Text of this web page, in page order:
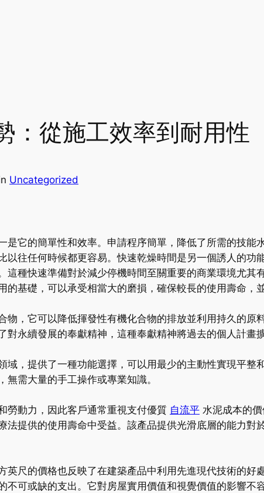
：從施工效率到耐用性
Uncategorized
是它的簡單性和效率。申請程序簡單，降低了所需的技能
以往任何時候都更容易。快速乾燥時間是另一個誘人的功
這種快速準備對於減少停機時間至關重要的商業環境尤其
基礎，可以承受相當大的磨損，確保較長的使用壽命，
物，它可以降低揮發性有機化合物的排放並利用持久的原
永續發展的奉獻精神，這種奉獻精神將過去的個人計畫
域，提供了一種功能選擇，可以用最少的主動性實現平整
需大量的手工操作或專業知識。
勞動力，因此客戶通常重視支付優質 自流平 水泥成本的
法提供的使用壽命中受益。該產品提供光滑底層的能力對
英尺的價格也反映了在建築產品中利用先進現代技術的好
不可或缺的支出。它對房屋實用價值和視覺價值的影響不